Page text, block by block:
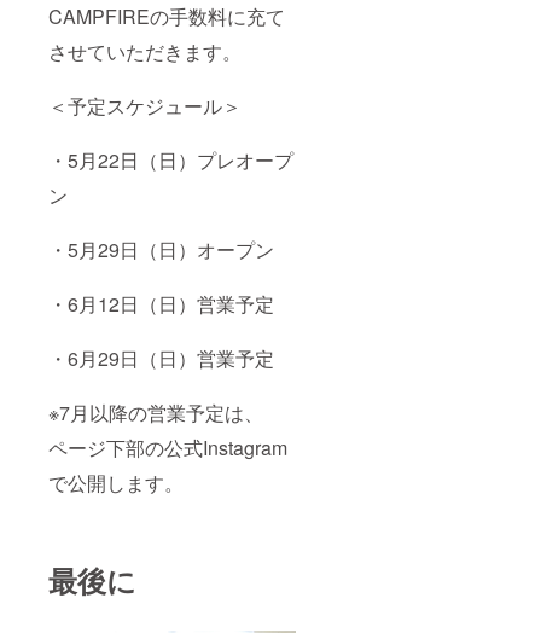
CAMPFIREの手数料に充て
させていただきます。
＜予定スケジュール＞
・5月22日（日）プレオープ
ン
・5月29日（日）オープン
・6月12日（日）営業予定
・6月29日（日）営業予定
※7月以降の営業予定は、
ページ下部の公式Instagram
で公開します。
最後に